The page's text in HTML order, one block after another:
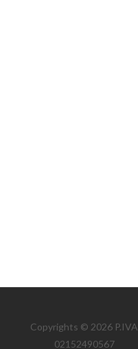
Copyrights © 2026 P.IVA
02152490567